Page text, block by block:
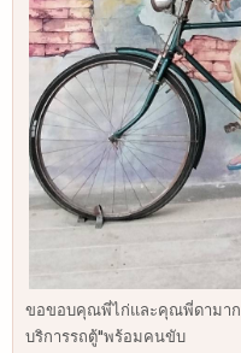
ขอขอบคุณพี่ไก่และคุณพี่ดามาก
บริการรถตู้"พร้อมคนขับ